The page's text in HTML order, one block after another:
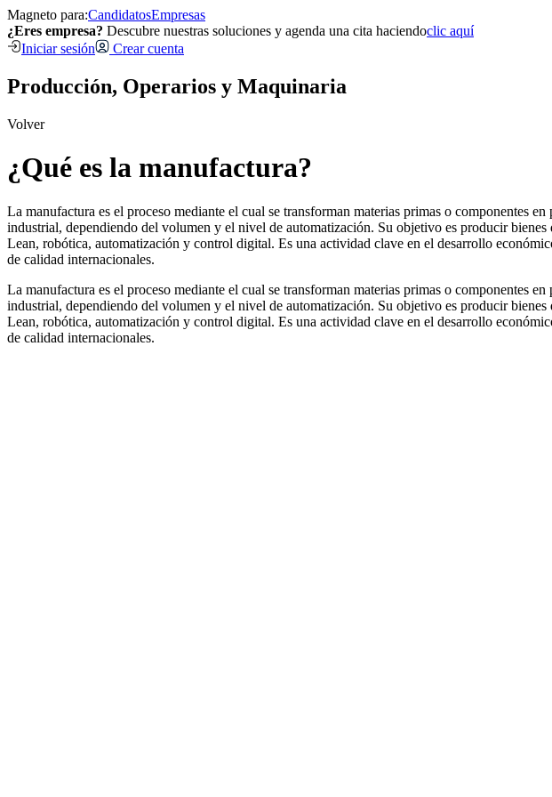
Magneto para:CandidatosEmpresas
¿Eres empresa? Descubre nuestras soluciones y agenda una cita haciendoclic aquí
Iniciar sesión
Crear cuenta
Producción, Operarios y Maquinaria
Volver
¿Qué es la manufactura?
La manufactura es el proceso mediante el cual se transforman materias primas o componentes
industrial, dependiendo del volumen y el nivel de automatización. Su objetivo es producir
Lean, robótica, automatización y control digital. Es una actividad clave en el desarrollo
de calidad internacionales.
La manufactura es el proceso mediante el cual se transforman materias primas o componentes
industrial, dependiendo del volumen y el nivel de automatización. Su objetivo es producir
Lean, robótica, automatización y control digital. Es una actividad clave en el desarrollo
de calidad internacionales.